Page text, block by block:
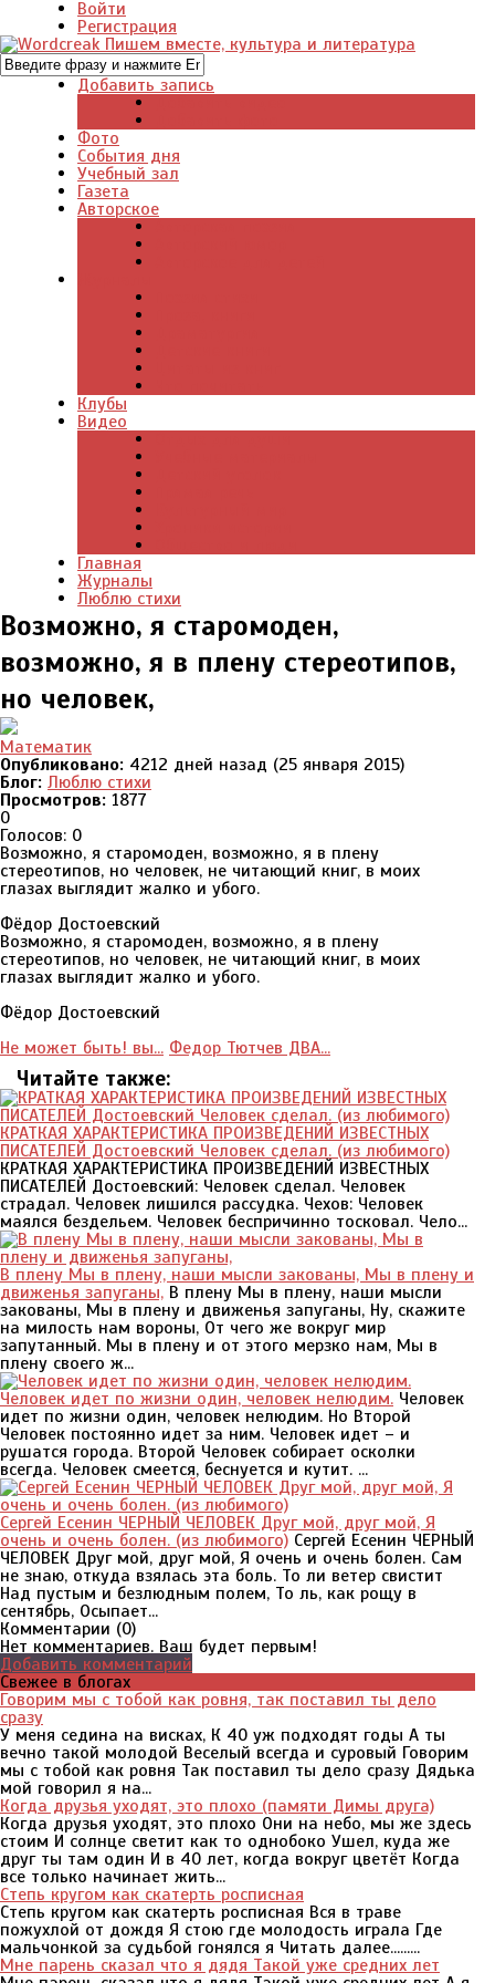
Войти
Регистрация
Добавить запись
Фото
События дня
Учебный зал
Газета
Авторское
Клубы
Видео
Главная
Журналы
Люблю стихи
Возможно, я старомоден,
возможно, я в плену стереотипов,
но человек,
Математик
Опубликовано: 4212 дней назад (25 января 2015)
Блог: Люблю стихи
Просмотров: 1877
0
Голосов: 0
Возможно, я старомоден, возможно, я в плену
стереотипов, но человек, не читающий книг, в моих
глазах выглядит жалко и убого.
Фёдор Достоевский
Возможно, я старомоден, возможно, я в плену
стереотипов, но человек, не читающий книг, в моих
глазах выглядит жалко и убого.
Фёдор Достоевский
Не может быть! вы... Федор Тютчев ДВА...
Читайте также:
КРАТКАЯ ХАРАКТЕРИСТИКА ПРОИЗВЕДЕНИЙ ИЗВЕСТНЫХ
ПИСАТЕЛЕЙ Достоевский Человек сделал. (из любимого)
КРАТКАЯ ХАРАКТЕРИСТИКА ПРОИЗВЕДЕНИЙ ИЗВЕСТНЫХ
ПИСАТЕЛЕЙ Достоевский: Человек сделал. Человек
страдал. Человек лишился рассудка. Чехов: Человек
маялся бездельем. Человек беспричинно тосковал. Чело...
В плену Мы в плену, наши мысли закованы, Мы в плену и
движенья запуганы, В плену Мы в плену, наши мысли
закованы, Мы в плену и движенья запуганы, Ну, скажите
на милость нам вороны, От чего же вокруг мир
запутанный. Мы в плену и от этого мерзко нам, Мы в
плену своего ж...
Человек идет по жизни один, человек нелюдим. Человек
идет по жизни один, человек нелюдим. Но Второй
Человек постоянно идет за ним. Человек идет – и
рушатся города. Второй Человек собирает осколки
всегда. Человек смеется, беснуется и кутит. ...
Сергей Есенин ЧЕРНЫЙ ЧЕЛОВЕК Друг мой, друг мой, Я
очень и очень болен. (из любимого) Сергей Есенин ЧЕРНЫЙ
ЧЕЛОВЕК Друг мой, друг мой, Я очень и очень болен. Сам
не знаю, откуда взялась эта боль. То ли ветер свистит
Над пустым и безлюдным полем, То ль, как рощу в
сентябрь, Осыпает...
Комментарии (0)
Нет комментариев. Ваш будет первым!
Добавить комментарий
Свежее в блогах
Говорим мы с тобой как ровня, так поставил ты дело
сразу
У меня седина на висках, К 40 уж подходят годы А ты
вечно такой молодой Веселый всегда и суровый Говорим
мы с тобой как ровня Так поставил ты дело сразу Дядька
мой говорил я на...
Когда друзья уходят, это плохо (памяти Димы друга)
Когда друзья уходят, это плохо Они на небо, мы же здесь
стоим И солнце светит как то однобоко Ушел, куда же
друг ты там один И в 40 лет, когда вокруг цветёт Когда
все только начинает жить...
Степь кругом как скатерть росписная
Степь кругом как скатерть росписная Вся в траве
пожухлой от дождя Я стою где молодость играла Где
мальчонкой за судьбой гонялся я Читать далее.........
Мне парень сказал что я дядя Такой уже средних лет